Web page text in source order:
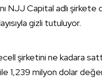
NJJ Capital adlı
gizli tutuluyor.
şirketini ne kadara
1,239 milyon dolar